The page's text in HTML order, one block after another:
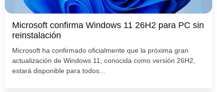
Microsoft confirma Windows 11 26H2 para PC sin
reinstalación
Microsoft ha confirmado oficialmente que la próxima gran
actualización de Windows 11, conocida como versión 26H2,
estará disponible para todos...